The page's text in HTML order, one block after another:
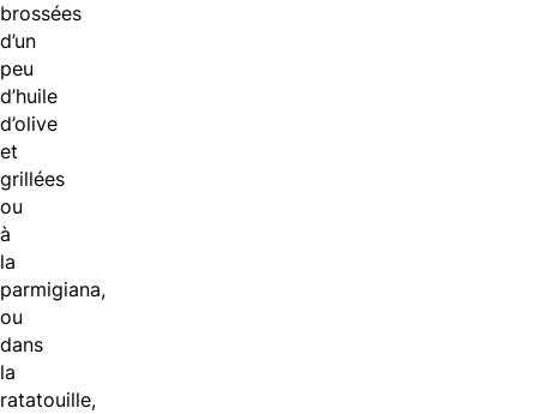
brossées
d’un
peu
d’huile
d’olive
et
grillées
ou
à
la
parmigiana,
ou
dans
la
ratatouille,